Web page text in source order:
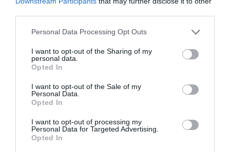
Please note that this website/app uses one or more Google
not limited to your visit or usage behaviour. You may click to
grant or deny consent to Google and its third-party tags to
use your data for below specified purposes in below Google
consent section.
Personal Data Processing Opt Outs
I want to opt-out of the Sharing of my
personal data.
Opted In
I want to opt-out of the Sale of my
Personal Data.
Opted In
I want to opt-out of processing my
Personal Data for Targeted Advertising.
Opted In
budai vár és környéke, hogy odaköltöztette
megáldották a miniszterelnök új
jelen...
Hányingere van az Egerben
is látható fideszes
uszításból? Itt egy megoldás